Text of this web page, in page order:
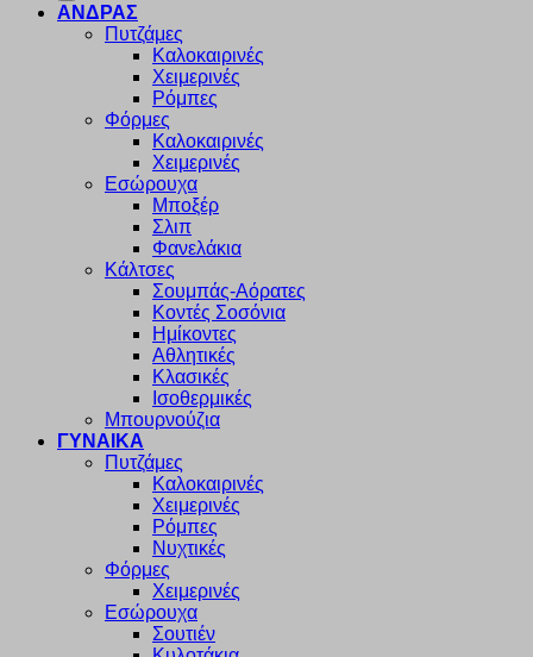
ΑΝΔΡΑΣ
Πυτζάμες
Καλοκαιρινές
Χειμερινές
Ρόμπες
Φόρμες
Καλοκαιρινές
Χειμερινές
Εσώρουχα
Μποξέρ
Σλιπ
Φανελάκια
Κάλτσες
Σουμπάς-Αόρατες
Κοντές Σοσόνια
Ημίκοντες
Αθλητικές
Κλασικές
Ισοθερμικές
Μπουρνούζια
ΓΥΝΑΙΚΑ
Πυτζάμες
Καλοκαιρινές
Χειμερινές
Ρόμπες
Νυχτικές
Φόρμες
Χειμερινές
Εσώρουχα
Σουτιέν